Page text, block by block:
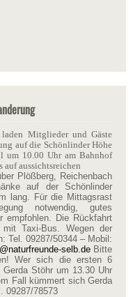
Mitglieder und Gäste
auf die Schönlinder Höhe
um 10.00 Uhr am Bahnhof
auf aussichtsreichen
Plößberg, Reichenbach
auf der Schönlinder
lang. Für die Mittagsrast
notwendig, gutes
empfohlen. Die Rückfahrt
Taxi-Bus. Wegen der
Tel. 09287/50344 – Mobil:
@​naturfreunde-selb.deBitte
Wer sich die ersten 6
Stöhr um 13.30 Uhr
Fall kümmert sich Gerda
09287/78573